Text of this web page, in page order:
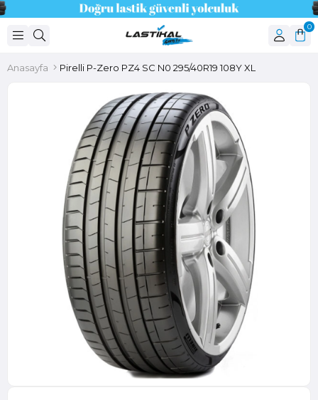
0
Anasayfa Pirelli P-Zero PZ4 SC N0 295/40R19 108Y XL